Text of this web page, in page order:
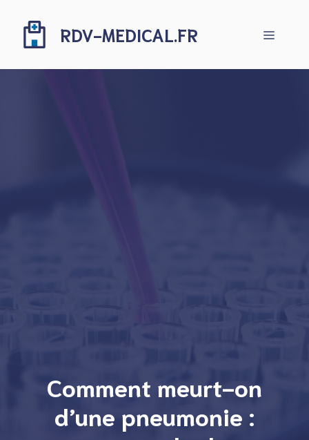
contenu
RDV-MEDICAL.FR Menu
Comment meurt-on
d’une pneumonie :